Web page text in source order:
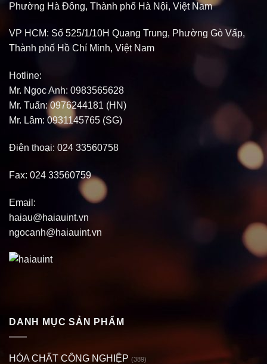
Phường Hà Đông, Thành phố Hà Nội, Việt Nam
VP HCM: Số 525/1/10H Quang Trung, Phường Gò Vấp,
Thành phố Hồ Chí Minh, Việt Nam
Hotline:
Mr. Ngọc Anh: 0983565628
Mr. Tuấn: 0976244181 (HN)
Mr. Lâm: 0931145765 (SG)
Điện thoại: 024 33560758
Fax: 024 33560759
Email:
haiau@haiauint.vn
ngocanh@haiauint.vn
DANH MỤC SẢN PHẨM
HÓA CHẤT CÔNG NGHIỆP (389)